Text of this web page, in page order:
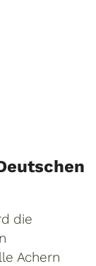
die
Achern